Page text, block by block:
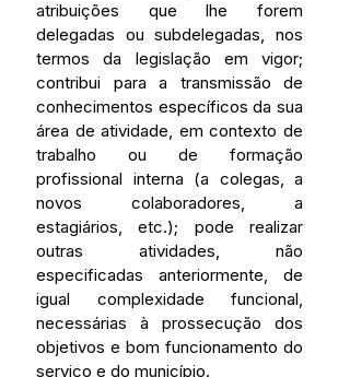
atribuições que lhe forem
delegadas ou subdelegadas, nos
termos da legislação em vigor;
contribui para a transmissão de
conhecimentos específicos da sua
área de atividade, em contexto de
trabalho ou de formação
profissional interna (a colegas, a
novos colaboradores, a
estagiários, etc.); pode realizar
outras atividades, não
especificadas anteriormente, de
igual complexidade funcional,
necessárias à prossecução dos
objetivos e bom funcionamento do
serviço e do município.